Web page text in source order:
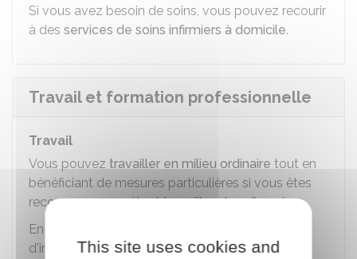
Si vous avez besoin de soins, vous pouvez recourir
à des services de soins infirmiers à domicile.
Travail et formation professionnelle
Travail
Vous pouvez travailler en milieu ordinaire tout en
bénéficiant de mesures particulières si vous êtes
reconnu comme étanttravailleur handicapé.
En revanche, si vous rencontrez des difficultés
d'insertion dans lemilieu ordinaire, vous pouvez
This site uses cookies and